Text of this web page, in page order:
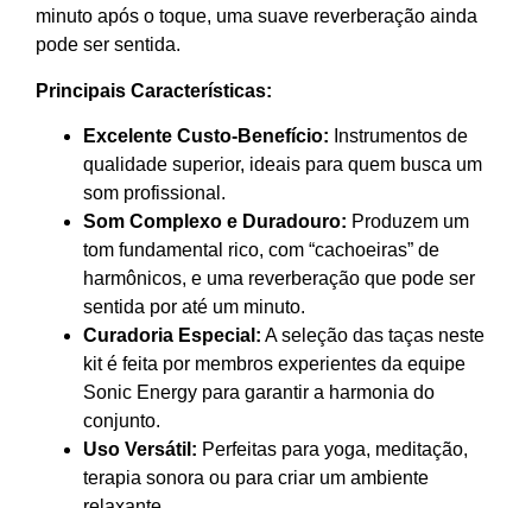
minuto após o toque, uma suave reverberação ainda
pode ser sentida.
Principais Características:
Excelente Custo-Benefício: Instrumentos de
qualidade superior, ideais para quem busca um
som profissional.
Som Complexo e Duradouro: Produzem um
tom fundamental rico, com “cachoeiras” de
harmônicos, e uma reverberação que pode ser
sentida por até um minuto.
Curadoria Especial: A seleção das taças neste
kit é feita por membros experientes da equipe
Sonic Energy para garantir a harmonia do
conjunto.
Uso Versátil: Perfeitas para yoga, meditação,
terapia sonora ou para criar um ambiente